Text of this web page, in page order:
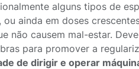
alguns tipos de
ainda em doses
não causem mal-estar.
para promover a
de dirigir e operar